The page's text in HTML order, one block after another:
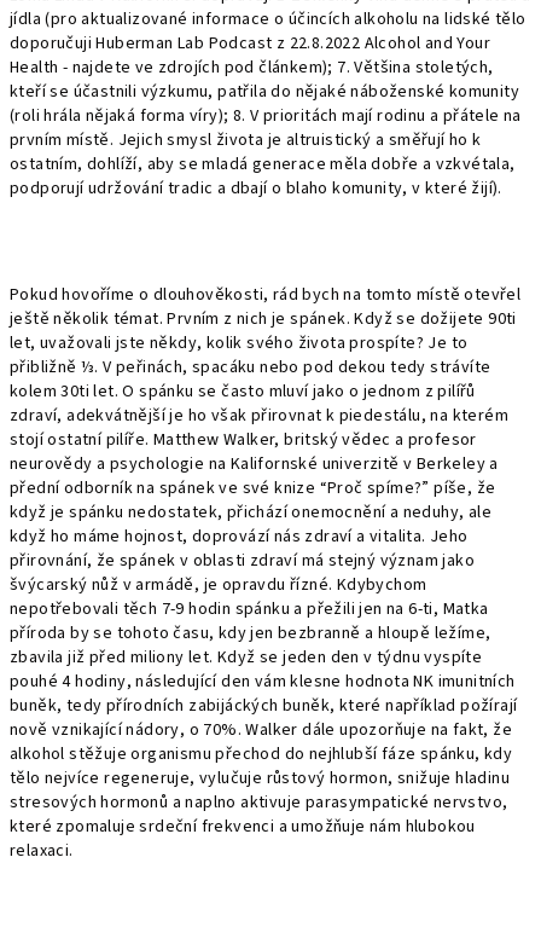
jídla (pro aktualizované informace o účincích alkoholu na lidské tělo
doporučuji Huberman Lab Podcast z 22.8.2022 Alcohol and Your
Health - najdete ve zdrojích pod článkem); 7. Většina stoletých,
kteří se účastnili výzkumu, patřila do nějaké náboženské komunity
(roli hrála nějaká forma víry); 8. V prioritách mají rodinu a přátele na
prvním místě. Jejich smysl života je altruistický a směřují ho k
ostatním, dohlíží, aby se mladá generace měla dobře a vzkvétala,
podporují udržování tradic a dbají o blaho komunity, v které žijí).
Pokud hovoříme o dlouhověkosti, rád bych na tomto místě otevřel
ještě několik témat. Prvním z nich je spánek. Když se dožijete 90ti
let, uvažovali jste někdy, kolik svého života prospíte? Je to
přibližně ⅓. V peřinách, spacáku nebo pod dekou tedy strávíte
kolem 30ti let. O spánku se často mluví jako o jednom z pilířů
zdraví, adekvátnější je ho však přirovnat k piedestálu, na kterém
stojí ostatní pilíře. Matthew Walker, britský vědec a profesor
neurovědy a psychologie na Kalifornské univerzitě v Berkeley a
přední odborník na spánek ve své knize “Proč spíme?” píše, že
když je spánku nedostatek, přichází onemocnění a neduhy, ale
když ho máme hojnost, doprovází nás zdraví a vitalita. Jeho
přirovnání, že spánek v oblasti zdraví má stejný význam jako
švýcarský nůž v armádě, je opravdu řízné. Kdybychom
nepotřebovali těch 7-9 hodin spánku a přežili jen na 6-ti, Matka
příroda by se tohoto času, kdy jen bezbranně a hloupě ležíme,
zbavila již před miliony let. Když se jeden den v týdnu vyspíte
pouhé 4 hodiny, následující den vám klesne hodnota NK imunitních
buněk, tedy přírodních zabijáckých buněk, které například požírají
nově vznikající nádory, o 70%. Walker dále upozorňuje na fakt, že
alkohol stěžuje organismu přechod do nejhlubší fáze spánku, kdy
tělo nejvíce regeneruje, vylučuje růstový hormon, snižuje hladinu
stresových hormonů a naplno aktivuje parasympatické nervstvo,
které zpomaluje srdeční frekvenci a umožňuje nám hlubokou
relaxaci.